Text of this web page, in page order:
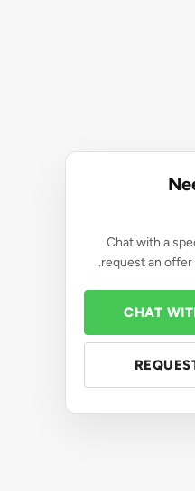
Chat with a
request an offer
CHAT